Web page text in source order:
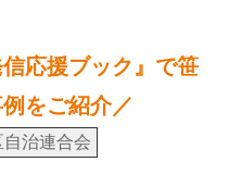
応援ブック』で笹
をご紹介／
自治連合会